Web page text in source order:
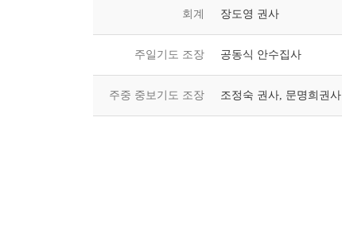
회계 장도영 권사
주일기도 조장 공동식 안수집사
주중 중보기도 조장 조정숙 권사, 문명희권사